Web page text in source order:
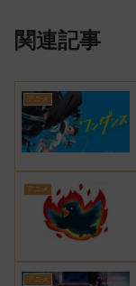
関連記事
アニメ
アニメ
アニメ